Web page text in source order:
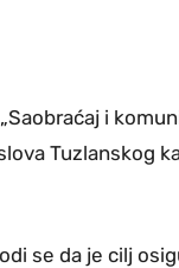
i
Tuzlanskog
se da je cilj